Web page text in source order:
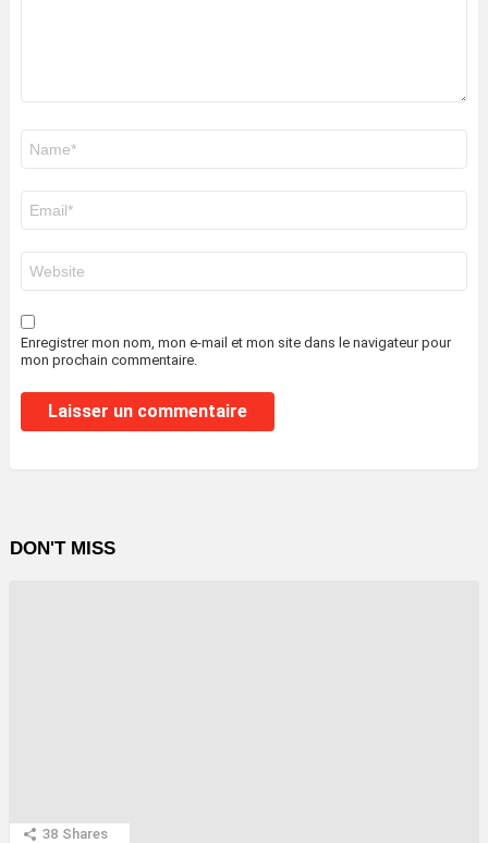
mail
*
web
Enregistrer mon nom, mon e-mail et mon site dans le navigateur pour
mon prochain commentaire.
DON'T MISS
38 Shares